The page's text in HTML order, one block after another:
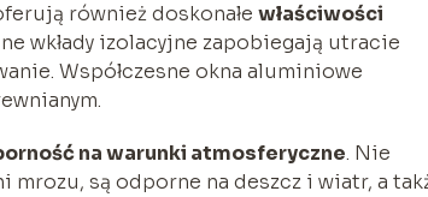
również doskonałe właściwości
wkłady izolacyjne zapobiegają utracie
Współczesne okna aluminiowe
na warunki atmosferyczne. Nie
mrozu, są odporne na deszcz i wiatr, a